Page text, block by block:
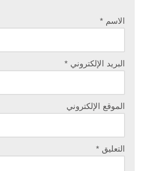
الاسم *
البريد الإلكتروني *
الموقع الإلكتروني
التعليق *